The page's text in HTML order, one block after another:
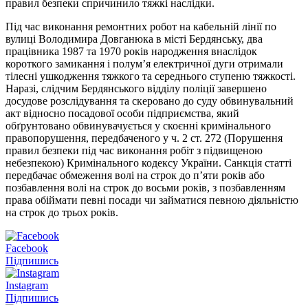
правил безпеки спричинило тяжкі наслідки.
Під час виконання ремонтних робот на кабельній лінії по
вулиці Володимира Довганюка в місті Бердянську, два
працівника 1987 та 1970 років народження внаслідок
короткого замикання і полум’я електричної дуги отримали
тілесні ушкодження тяжкого та середнього ступеню тяжкості.
Наразі, слідчим Бердянського відділу поліції завершено
досудове розслідування та скеровано до суду обвинувальний
акт відносно посадової особи підприємства, який
обґрунтовано обвинувачується у скоєнні кримінального
правопорушення, передбаченого у ч. 2 ст. 272 (Порушення
правил безпеки під час виконання робіт з підвищеною
небезпекою) Кримінального кодексу України. Санкція статті
передбачає обмеження волі на строк до п’яти років або
позбавлення волі на строк до восьми років, з позбавленням
права обіймати певні посади чи займатися певною діяльністю
на строк до трьох років.
Facebook
Підпишись
Instagram
Підпишись